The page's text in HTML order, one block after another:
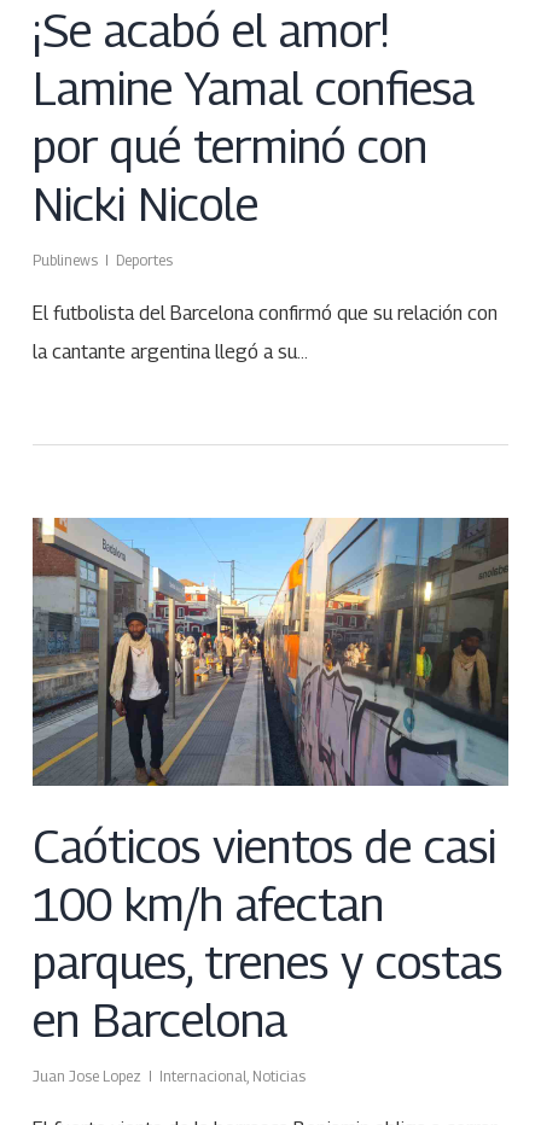
¡Se acabó el amor!
Lamine Yamal confiesa
por qué terminó con
Nicki Nicole
Publinews Deportes
El futbolista del Barcelona confirmó que su relación con
la cantante argentina llegó a su…
Caóticos vientos de casi
100 km/h afectan
parques, trenes y costas
en Barcelona
Juan Jose Lopez Internacional Noticias